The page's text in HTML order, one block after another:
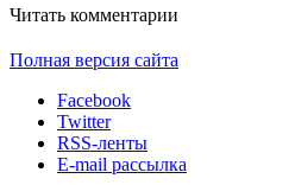
Читать комментарии
Полная версия сайта
Facebook
Twitter
RSS-ленты
E-mail рассылка